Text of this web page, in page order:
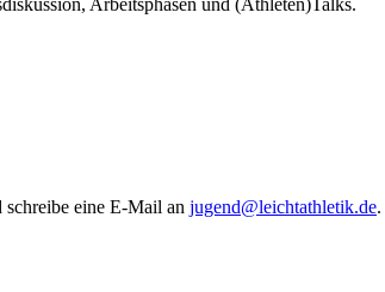
Arbeitsphasen und (Athleten)Talks.
eine E-Mail an jugend@leichtathletik.de.